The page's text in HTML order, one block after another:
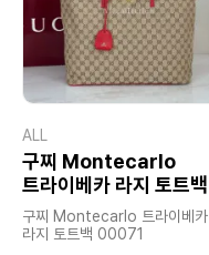
ALL
구찌 Montecarlo
트라이베카 라지 토트백
구찌 Montecarlo 트라이베카
라지 토트백 00071